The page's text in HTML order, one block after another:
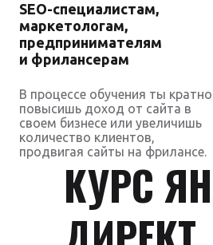
SEO-специалистам,
маркетологам,
предпринимателям
и фрилансерам
В процессе обучения ты кратно
повысишь доход от сайта в
своем бизнесе или увеличишь
количество клиентов,
продвигая сайты на фрилансе.
КУРС